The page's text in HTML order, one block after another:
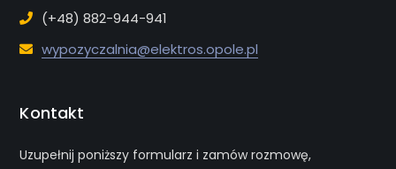
(+48) 882-944-941
wypozyczalnia@elektros.opole.pl
Kontakt
Uzupełnij poniższy formularz i zamów rozmowę,